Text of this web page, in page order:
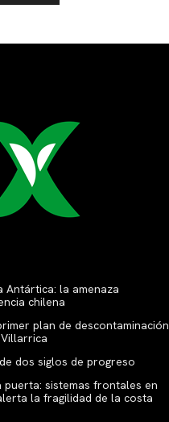
Antártica: la amenaza
chilena
plan de descontaminación
dos siglos de progreso
sistemas frontales en
la fragilidad de la costa